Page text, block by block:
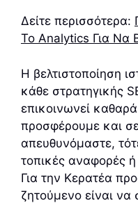
Δείτε περισσότερα:
Το Analytics Για Να
Η βελτιστοποίηση
κάθε στρατηγικής
επικοινωνεί καθαρά
προσφέρουμε και
απευθυνόμαστε,
τοπικές αναφορές ή
Για την Κερατέα
ζητούμενο είναι να